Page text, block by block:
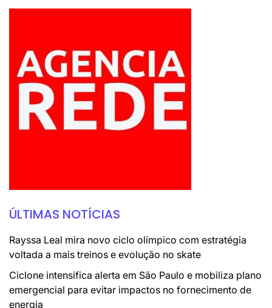
ÚLTIMAS NOTÍCIAS
Rayssa Leal mira novo ciclo olímpico com estratégia
voltada a mais treinos e evolução no skate
Ciclone intensifica alerta em São Paulo e mobiliza plano
emergencial para evitar impactos no fornecimento de
energia